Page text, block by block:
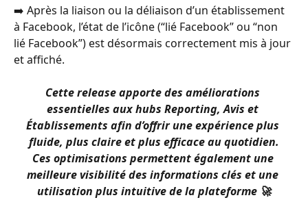
➡️ Après la liaison ou la déliaison d’un établissement
à Facebook, l’état de l’icône (“lié Facebook” ou “non
lié Facebook”) est désormais correctement mis à jour
et affiché.
Cette release apporte des améliorations
essentielles aux hubs Reporting, Avis et
Établissements afin d’offrir une expérience plus
fluide, plus claire et plus efficace au quotidien.
Ces optimisations permettent également une
meilleure visibilité des informations clés et une
utilisation plus intuitive de la plateforme 🚀